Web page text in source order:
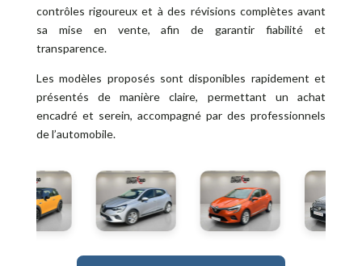
contrôles rigoureux et à des révisions complètes avant
sa mise en vente, afin de garantir fiabilité et
transparence.
Les modèles proposés sont disponibles rapidement et
présentés de manière claire, permettant un achat
encadré et serein, accompagné par des professionnels
de l’automobile.